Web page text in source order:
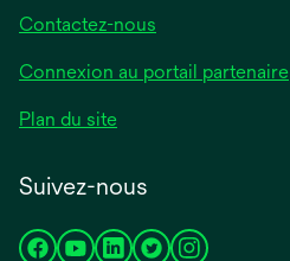
Contactez-nous
Connexion au portail partenaire
Plan du site
Suivez-nous